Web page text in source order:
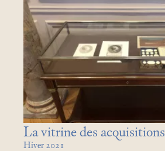
La vitrine des acquisitions
Hiver 2021